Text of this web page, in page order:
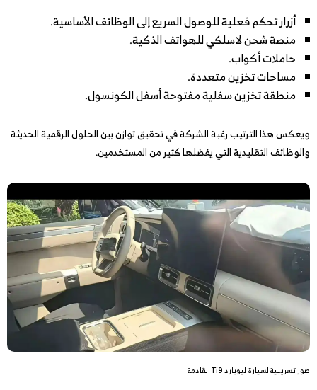
أزرار تحكم فعلية للوصول السريع إلى الوظائف الأساسية.
منصة شحن لاسلكي للهواتف الذكية.
حاملات أكواب.
مساحات تخزين متعددة.
منطقة تخزين سفلية مفتوحة أسفل الكونسول.
ويعكس هذا الترتيب رغبة الشركة في تحقيق توازن بين الحلول الرقمية الحديثة
والوظائف التقليدية التي يفضلها كثير من المستخدمين.
صور تسريبية لسيارة ليوبارد Ti9 القادمة